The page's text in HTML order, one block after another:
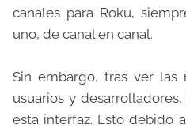
canales para Roku,
uno, de canal en canal.
Sin embargo, tras ver las
usuarios y
esta interfaz. Esto debido